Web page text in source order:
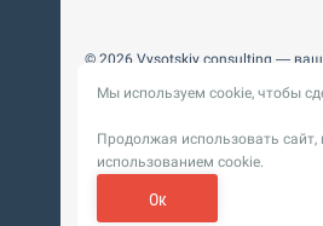
© 2026 Vysotskiy consulting —
Цифровизация, BIM, ИИ.
Пользовательское
соглашение
Политика
данных
Мы используем cookie, чтобы
Продолжая использовать сайт,
использованием cookie.
Ок